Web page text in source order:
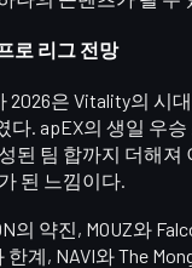
로 리그 전망
2026은 Vitality의 시
다. apEX의 생일 우
된 팀 합까지 더해져
된 느낌이다.
의 약진, MOUZ와
계, NAVI와 The